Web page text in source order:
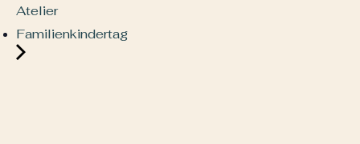
Atelier
Familienkindertag